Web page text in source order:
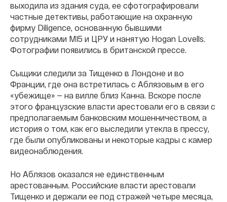
выходила из здания суда, ее сфотографировали
частные детективы, работающие на охранную
фирму Diligence, основанную бывшими
сотрудниками MI5 и ЦРУ и нанятую Hogan Lovells.
Фотографии появились в британской прессе.
Сыщики следили за Тищенко в Лондоне и во
Франции, где она встретилась с Аблязовым в его
«убежище» — на вилле близ Канна. Вскоре после
этого французские власти арестовали его в связи с
предполагаемым банковским мошенничеством, а
история о том, как его выследили утекла в прессу,
где были опубликованы и некоторые кадры с камер
видеонаблюдения.
Но Аблязов оказался не единственным
арестованным. Российские власти арестовали
Тищенко и держали ее под стражей четыре месяца,